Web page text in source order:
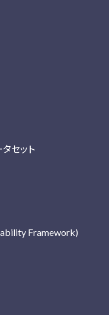
セット
Framework)